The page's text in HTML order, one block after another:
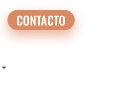
CONTACTO